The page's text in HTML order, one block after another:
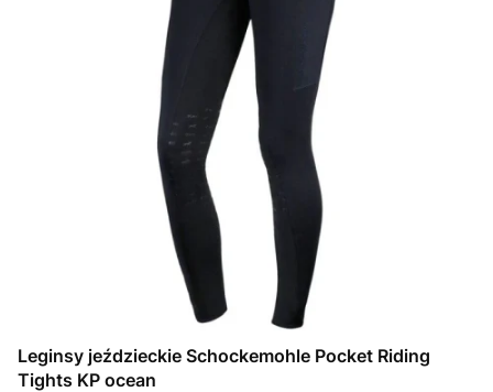
Leginsy jeździeckie Schockemohle Pocket Riding
Tights KP ocean